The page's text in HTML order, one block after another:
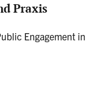
Praxis
Engagement in